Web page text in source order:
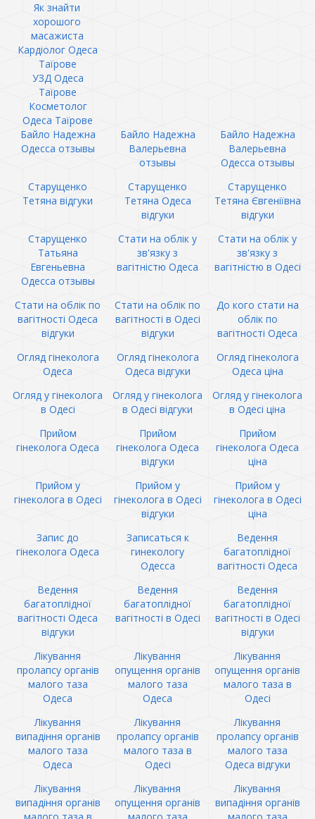
Як знайти
хорошого
масажиста
Кардіолог Одеса
Таїрове
УЗД Одеса
Таїрове
Косметолог
Одеса Таїрове
Байло Надежна
Одесса отзывы
Байло Надежна
Валерьевна
отзывы
Байло Надежна
Валерьевна
Одесса отзывы
Старущенко
Тетяна відгуки
Старущенко
Тетяна Одеса
відгуки
Старущенко
Тетяна Євгеніївна
відгуки
Старущенко
Татьяна
Евгеньевна
Одесса отзывы
Стати на облік у
зв'язку з
вагітністю Одеса
Стати на облік у
зв'язку з
вагітністю в Одесі
Стати на облік по
вагітності Одеса
відгуки
Стати на облік по
вагітності в Одесі
відгуки
До кого стати на
облік по
вагітності Одеса
Огляд гінеколога
Одеса
Огляд гінеколога
Одеса відгуки
Огляд гінеколога
Одеса ціна
Огляд у гінеколога
в Одесі
Огляд у гінеколога
в Одесі відгуки
Огляд у гінеколога
в Одесі ціна
Прийом
гінеколога Одеса
Прийом
гінеколога Одеса
відгуки
Прийом
гінеколога Одеса
ціна
Прийом у
гінеколога в Одесі
Прийом у
гінеколога в Одесі
відгуки
Прийом у
гінеколога в Одесі
ціна
Запис до
гінеколога Одеса
Записаться к
гинекологу
Одесса
Ведення
багатоплідної
вагітності Одеса
Ведення
багатоплідної
вагітності Одеса
відгуки
Ведення
багатоплідної
вагітності в Одесі
Ведення
багатоплідної
вагітності в Одесі
відгуки
Лікування
пролапсу органів
малого таза
Одеса
Лікування
опущення органів
малого таза
Одеса
Лікування
опущення органів
малого таза в
Одесі
Лікування
випадіння органів
малого таза
Одеса
Лікування
пролапсу органів
малого таза в
Одесі
Лікування
пролапсу органів
малого таза
Одеса відгуки
Лікування
випадіння органів
Лікування
опущення органів
Лікування
випадіння органів